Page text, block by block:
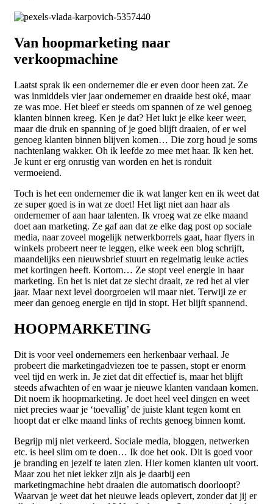
Van hoopmarketing naar
verkoopmachine
Laatst sprak ik een ondernemer die er even door heen zat. Ze
was inmiddels vier jaar ondernemer en draaide best oké, maar
ze was moe. Het bleef er steeds om spannen of ze wel genoeg
klanten binnen kreeg. Ken je dat? Het lukt je elke keer weer,
maar die druk en spanning of je goed blijft draaien, of er wel
genoeg klanten binnen blijven komen… Die zorg houd je soms
nachtenlang wakker. Oh ik leefde zo mee met haar. Ik ken het.
Je kunt er erg onrustig van worden en het is ronduit
vermoeiend.
Toch is het een ondernemer die ik wat langer ken en ik weet dat
ze super goed is in wat ze doet! Het ligt niet aan haar als
ondernemer of aan haar talenten. Ik vroeg wat ze elke maand
doet aan marketing. Ze gaf aan dat ze elke dag post op sociale
media, naar zoveel mogelijk netwerkborrels gaat, haar flyers in
winkels probeert neer te leggen, elke week een blog schrijft,
maandelijks een nieuwsbrief stuurt en regelmatig leuke acties
met kortingen heeft. Kortom… Ze stopt veel energie in haar
marketing. En het is niet dat ze slecht draait, ze red het al vier
jaar. Maar next level doorgroeien wil maar niet. Terwijl ze er
meer dan genoeg energie en tijd in stopt. Het blijft spannend.
HOOPMARKETING
Dit is voor veel ondernemers een herkenbaar verhaal. Je
probeert die marketingadviezen toe te passen, stopt er enorm
veel tijd en werk in. Je ziet dat dit effectief is, maar het blijft
steeds afwachten of en waar je nieuwe klanten vandaan komen.
Dit noem ik hoopmarketing. Je doet heel veel dingen en weet
niet precies waar je ‘toevallig’ de juiste klant tegen komt en
hoopt dat er elke maand links of rechts genoeg binnen komt.
Begrijp mij niet verkeerd. Sociale media, bloggen, netwerken
etc. is heel slim om te doen… Ik doe het ook. Dit is goed voor
je branding en jezelf te laten zien. Hier komen klanten uit voort.
Maar zou het niet lekker zijn als je daarbij een
marketingmachine hebt draaien die automatisch doorloopt?
Waarvan je weet dat het nieuwe leads oplevert, zonder dat jij er